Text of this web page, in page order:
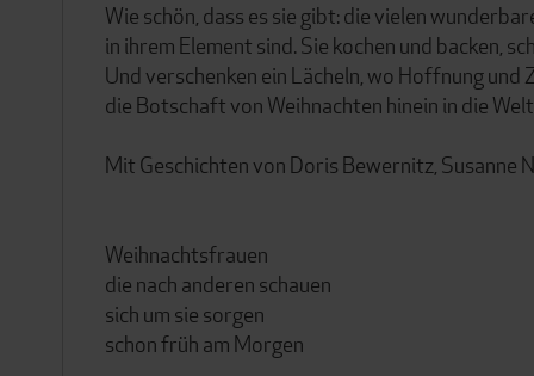
Wie schön, dass es sie gibt: die vielen
in ihrem Element sind. Sie kochen und backen,
Und verschenken ein Lächeln, wo Hoffnung
die Botschaft von Weihnachten hinein in die
Mit Geschichten von Doris Bewernitz, Susanne
Weihnachtsfrauen
die nach anderen schauen
sich um sie sorgen
schon früh am Morgen